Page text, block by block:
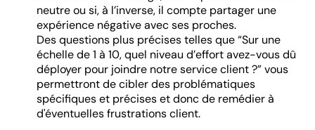
neutre ou si, à l’inverse, il compte partager une
expérience négative avec ses proches.
Des questions plus précises telles que “Sur une
échelle de 1 à 10, quel niveau d’effort avez-vous dû
déployer pour joindre notre service client ?” vous
permettront de cibler des problématiques
spécifiques et précises et donc de remédier à
d'éventuelles frustrations client.